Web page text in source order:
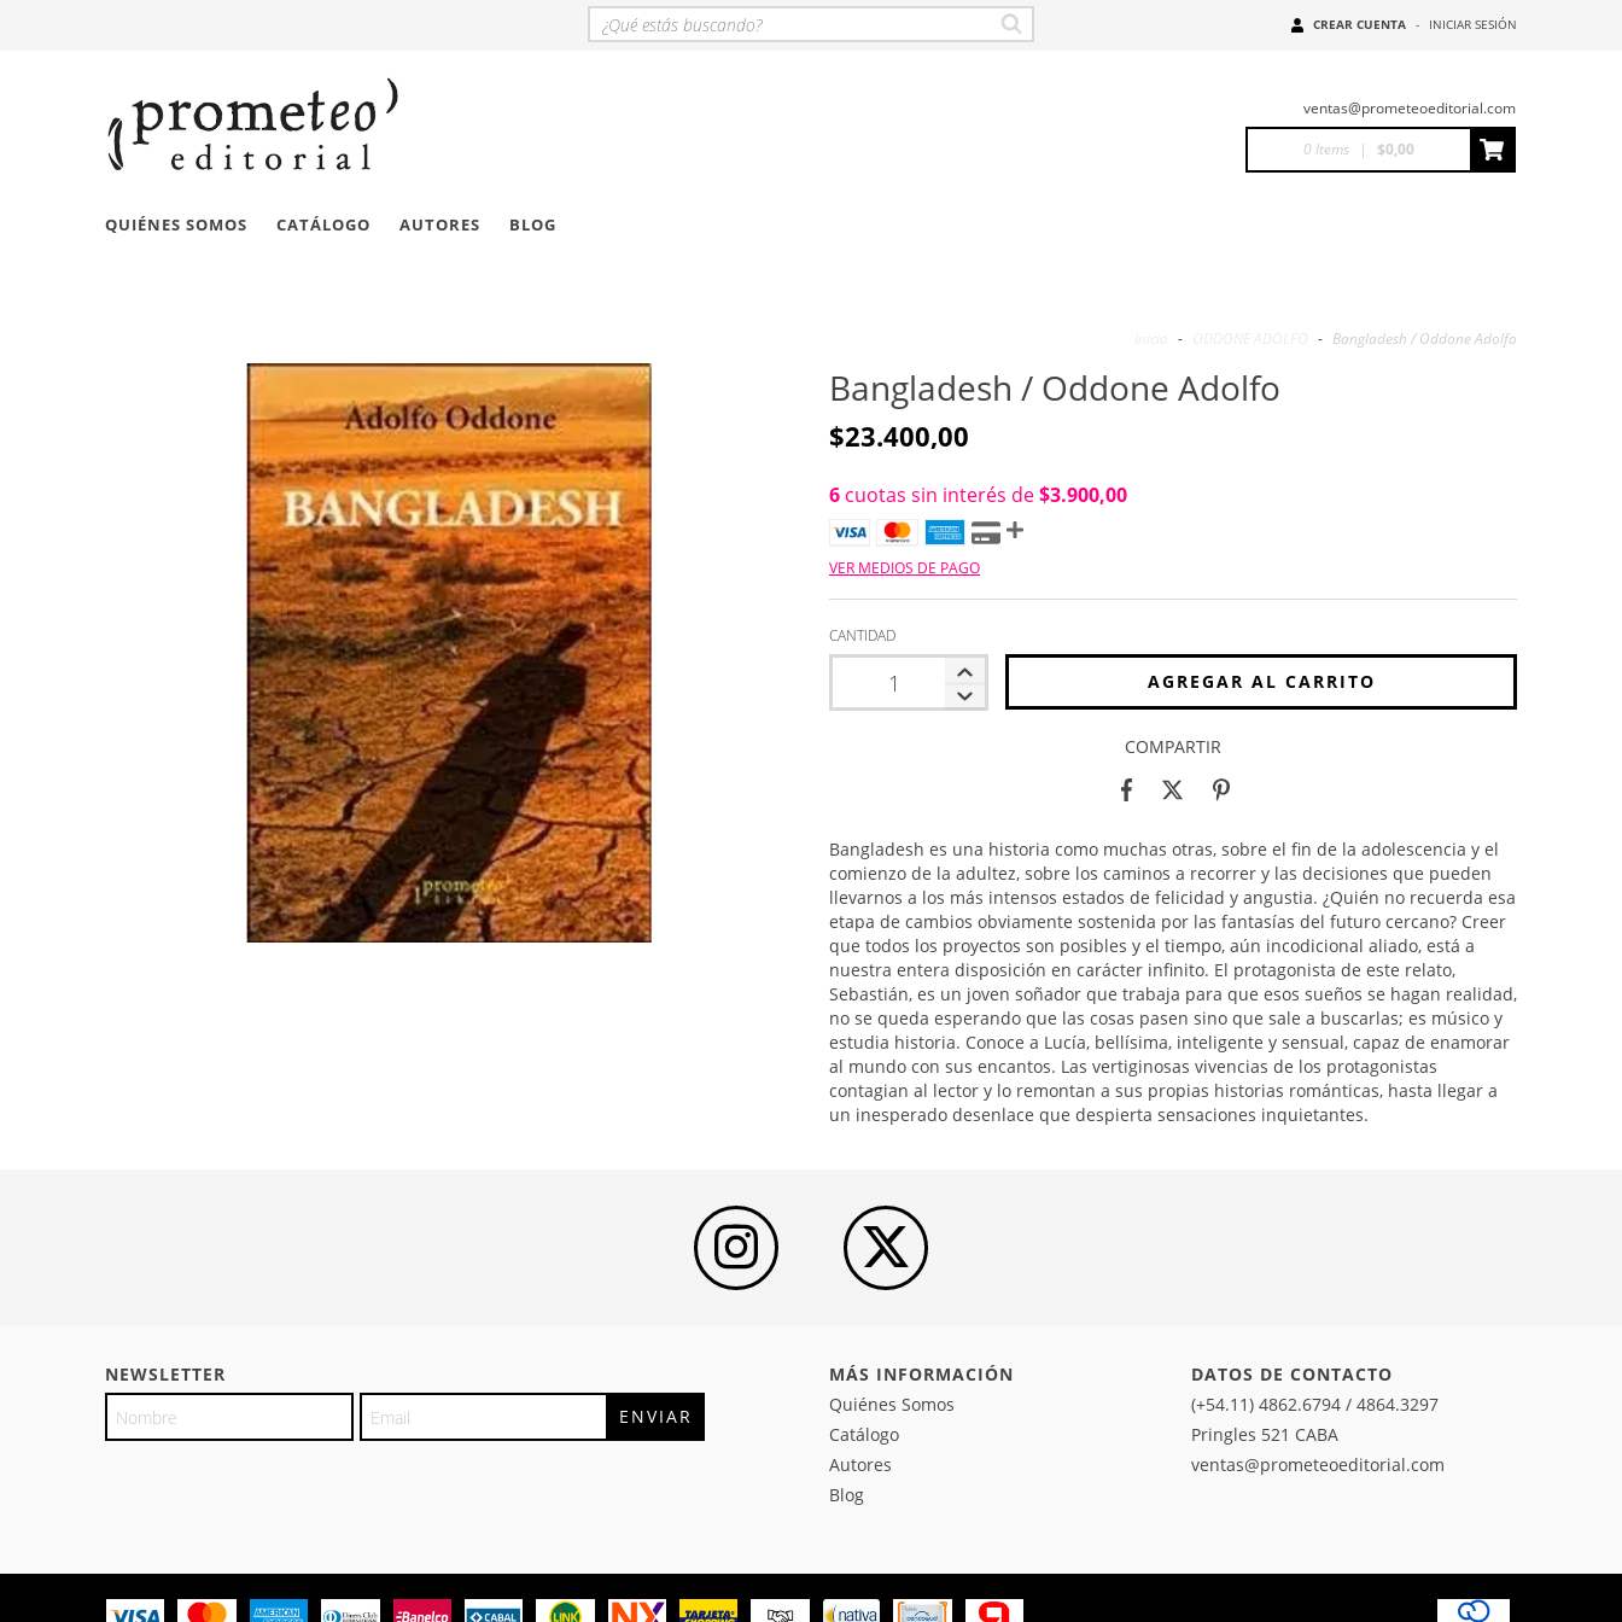
CREAR CUENTA - INICIAR SESIÓN
ventas@prometeoeditorial.com
0 Items | $0,00
QUIÉNES SOMOS CATÁLOGO AUTORES BLOG
- - Bangladesh / Oddone Adolfo
Bangladesh / Oddone Adolfo
$23.400,00
6 cuotas sin interés de$3.900,00
VER MEDIOS DE PAGO
CANTIDAD
COMPARTIR
Bangladesh es una historia como muchas otras, sobre el fin de la adolescencia y el
comienzo de la adultez, sobre los caminos a recorrer y las decisiones que pueden
llevarnos a los más intensos estados de felicidad y angustia. ¿Quién no recuerda esa
etapa de cambios obviamente sostenida por las fantasías del futuro cercano? Creer
que todos los proyectos son posibles y el tiempo, aún incodicional aliado, está a
nuestra entera disposición en carácter infinito. El protagonista de este relato,
Sebastián, es un joven soñador que trabaja para que esos sueños se hagan realidad,
no se queda esperando que las cosas pasen sino que sale a buscarlas; es músico y
estudia historia. Conoce a Lucía, bellísima, inteligente y sensual, capaz de enamorar
al mundo con sus encantos. Las vertiginosas vivencias de los protagonistas
contagian al lector y lo remontan a sus propias historias románticas, hasta llegar a
un inesperado desenlace que despierta sensaciones inquietantes.
NEWSLETTER
MÁS INFORMACIÓN
Quiénes Somos
Catálogo
Autores
Blog
DATOS DE CONTACTO
(+54.11) 4862.6794 / 4864.3297
Pringles 521 CABA
ventas@prometeoeditorial.com